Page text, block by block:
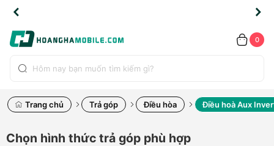
0
Trang chủ Trả góp Điều hòa Điều hoà Aux
Chọn hình thức trả góp phù hợp